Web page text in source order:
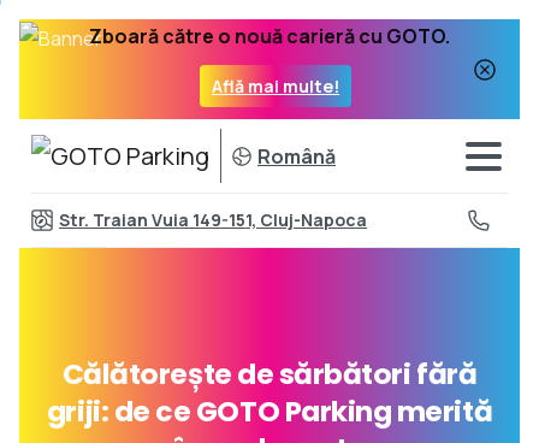
Zboară către o nouă carieră cu GOTO.
Află mai multe!
Română
Str. Traian Vuia 149-151, Cluj-Napoca
Călătoreștedesărbătorifără
griji:deceGOTOParkingmerită